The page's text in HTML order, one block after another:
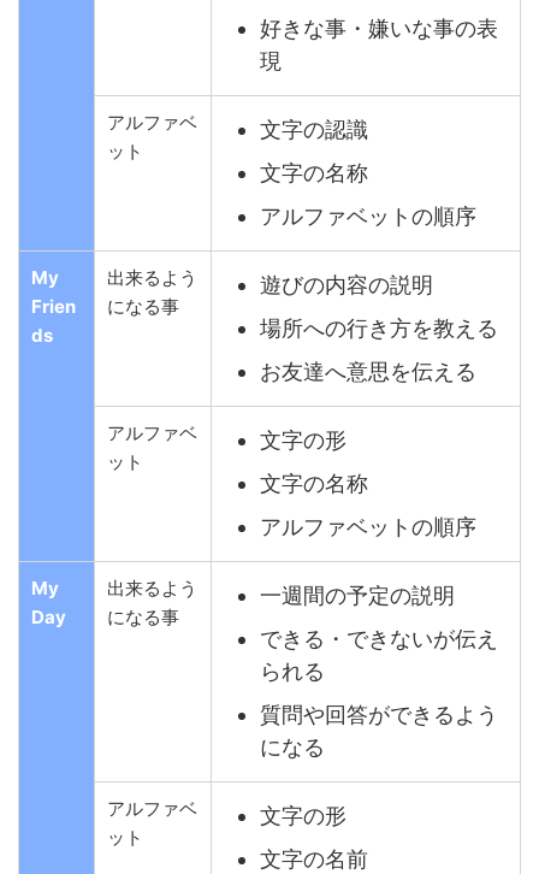
好きな事・嫌いな事の表
現
アルファベ
ット
文字の認識
文字の名称
アルファベットの順序
My
Frien
ds
出来るよう
になる事
遊びの内容の説明
場所への行き方を教える
お友達へ意思を伝える
アルファベ
ット
文字の形
文字の名称
アルファベットの順序
My
Day
出来るよう
になる事
一週間の予定の説明
できる・できないが伝え
られる
質問や回答ができるよう
になる
アルファベ
ット
文字の形
文字の名前